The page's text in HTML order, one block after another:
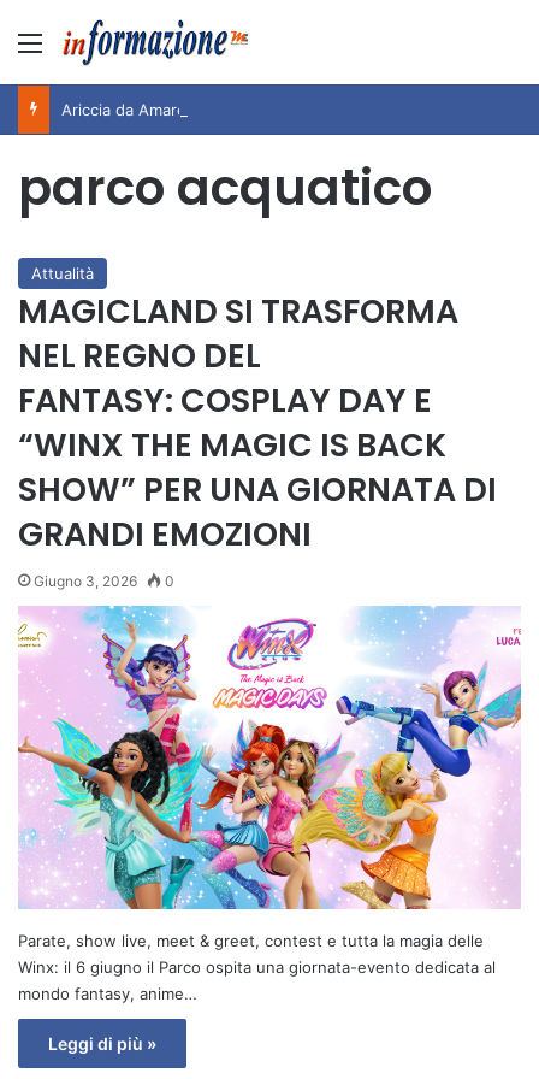
Menu
parco acquatico
Attualità
MAGICLAND SI TRASFORMA
NEL REGNO DEL
FANTASY: COSPLAY DAY E
“WINX THE MAGIC IS BACK
SHOW” PER UNA GIORNATA DI
GRANDI EMOZIONI
Giugno 3, 2026 0
Parate, show live, meet & greet, contest e tutta la magia delle
Winx: il 6 giugno il Parco ospita una giornata-evento dedicata al
mondo fantasy, anime…
Leggi di più »